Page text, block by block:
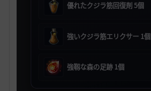
優れたクジラ筋回復剤 5個
強いクジラ筋エリクサー 1個
強靱な森の足跡 1個